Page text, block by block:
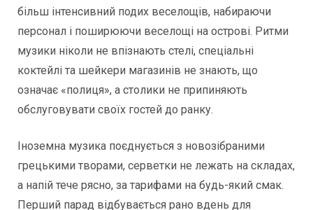
більш інтенсивний подих веселощів, набираючи
персонал і поширюючи веселощі на острові. Ритми
музики ніколи не впізнають стелі, спеціальні
коктейлі та шейкери магазинів не знають, що
означає «полиця», а столики не припиняють
обслуговувати своїх гостей до ранку.
Іноземна музика поєднується з новозібраними
грецькими творами, серветки не лежать на складах,
а напій тече рясно, за тарифами на будь-який смак.
Перший парад відбувається рано вдень для